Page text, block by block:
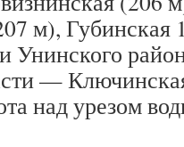
м), Губинская
—
над урезом